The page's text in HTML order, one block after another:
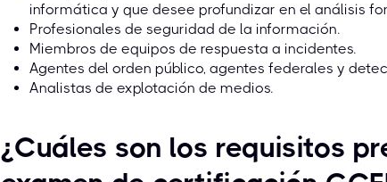
informática y que desee profundizar en el análisis
Profesionales de seguridad de la información.
Miembros de equipos de respuesta a incidentes.
Agentes del orden público, agentes federales y
Analistas de explotación de medios.
¿Cuáles son los requisitos